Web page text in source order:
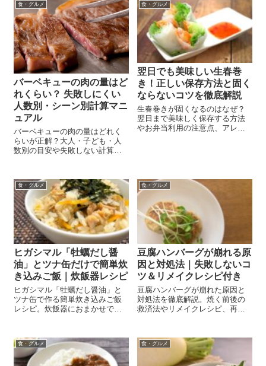
食・グルメ
バーベキューの肉の量はど
れくらい？ 失敗しにくい
人数別・シーン別計算マニ
ュアル
バーベキューの肉の量はどれく
らいが正解？大人・子ども・人
数別の目安や失敗しない計算方
ンスも紹介します。
食・グルメ
翌日でも美味しい生春巻
き！正しい保存方法と固く
ならないコツを徹底解説
生春巻きが固くなるのはなぜ？
翌日まで美味しく保存する方法
やお弁当利用の注意点、アレン
食・グルメ
ヒガシマル「牡蠣だし醤
油」とツナ缶だけで簡単炊
き込みご飯｜炊飯器レシピ
ヒガシマル「牡蠣だし醤油」と
ツナ缶で作る簡単炊き込みご飯
レシピ。炊飯器におまかせで手
します。
食・グルメ
豆腐ハンバーグが崩れる原
因と対処法｜失敗しないコ
ツ＆リメイクレシピ付き
豆腐ハンバーグが崩れた原因と
対処法を徹底解説。焼く前後の
救済法やリメイクレシピ、再発
食・グルメ 食・グルメ